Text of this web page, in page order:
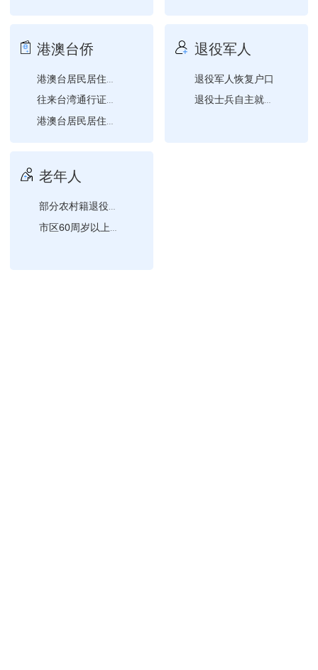
港澳台侨
港澳台居民居住证作废
往来台湾通行证首次申请
退役军人
退役军人恢复户口
退役士兵自主就业一次性经...
老年人
部分农村籍退役士兵老年生...